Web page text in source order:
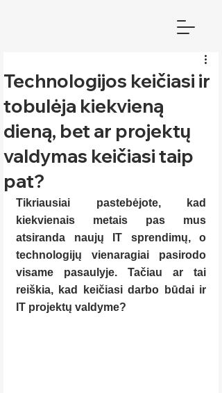
Technologijos keičiasi ir
tobulėja kiekvieną
dieną, bet ar projektų
valdymas keičiasi taip
pat?
Tikriausiai pastebėjote, kad
kiekvienais metais pas mus
atsiranda naujų IT sprendimų, o
technologijų vienaragiai pasirodo
visame pasaulyje. Tačiau ar tai
reiškia, kad keičiasi darbo būdai ir
IT projektų valdyme?